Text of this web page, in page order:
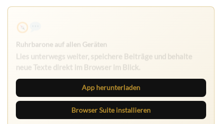
Ruhrbarone auf allen Geräten
Lies unterwegs weiter, speichere Beiträge und behalte
neue Texte direkt im Browser im Blick.
App herunterladen
Browser Suite installieren